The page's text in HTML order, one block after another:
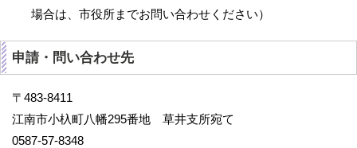
場合は、市役所までお問い合わせください）
申請・問い合わせ先
〒483-8411
江南市小杁町八幡295番地 草井支所宛て
0587-57-8348